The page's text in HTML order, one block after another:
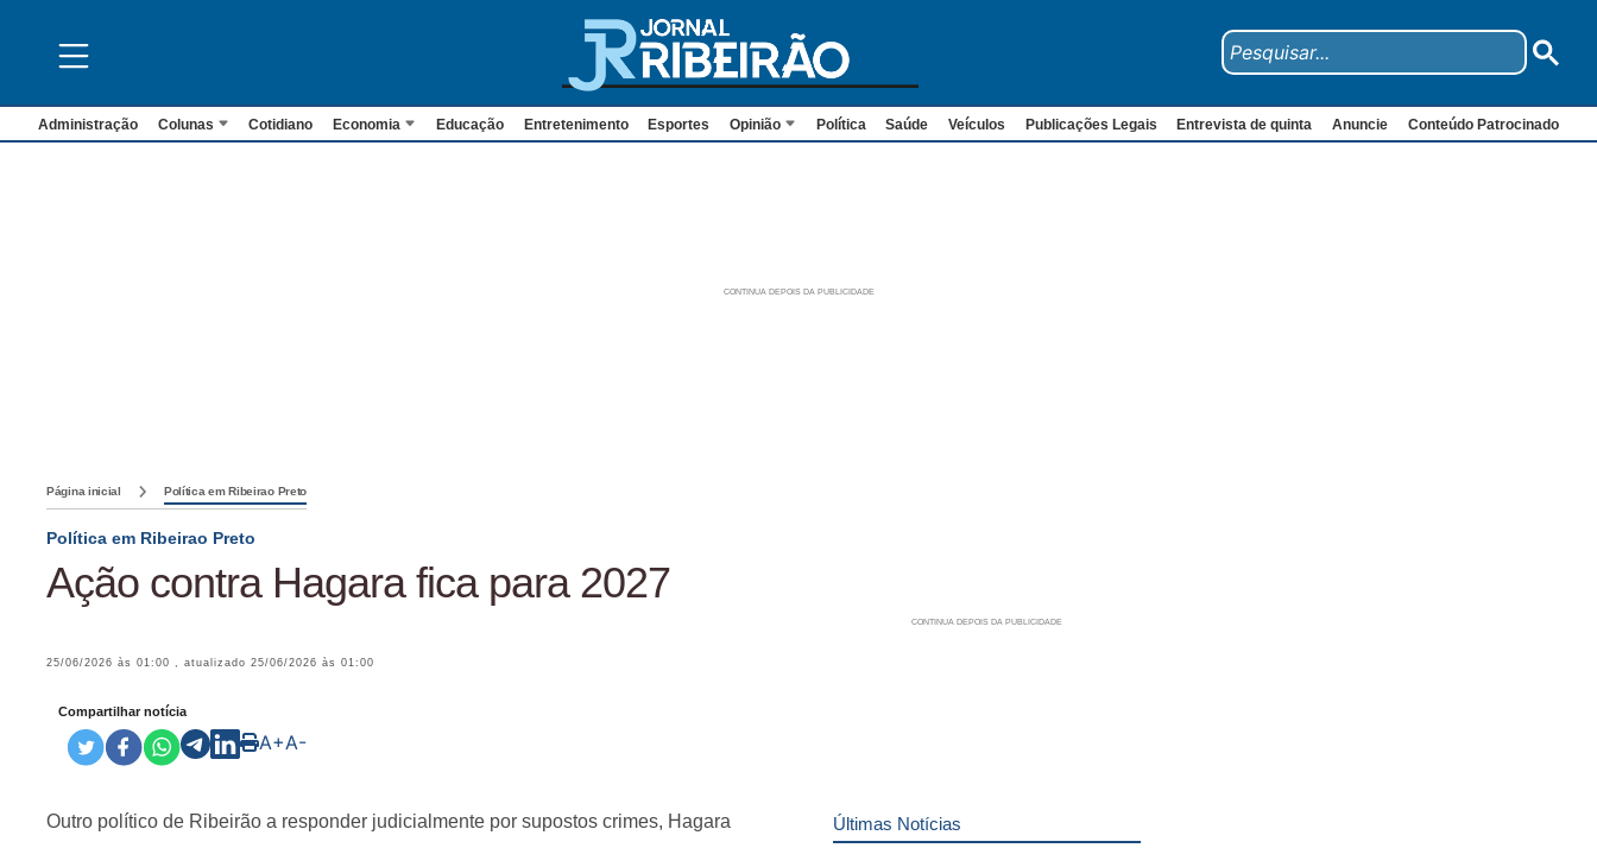
Administração Colunas Cotidiano Economia Educação Entretenimento Esportes Opinião Política Saúde Veículos Publicações Legais Entrevista de quinta Anuncie Conteúdo Patrocinado
Página inicial Política em Ribeirao Preto
Política em Ribeirao Preto
Ação contra Hagara fica para 2027
25/06/2026 às 01:00 , atualizado 25/06/2026 às 01:00
Compartilhar notícia
A+A-
Outro político de Ribeirão a responder judicialmente por supostos crimes, Hagara
Últimas Notícias